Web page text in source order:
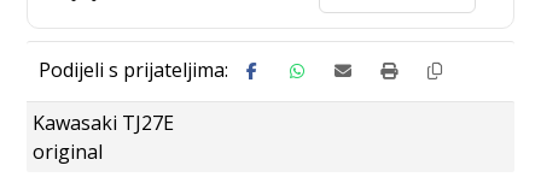
Kawasaki TJ27E
original